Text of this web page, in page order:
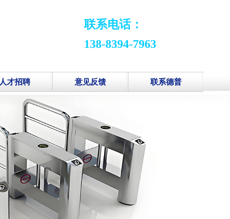
联系电话：
138-8394-7963
人才招聘 意见反馈 联系德普